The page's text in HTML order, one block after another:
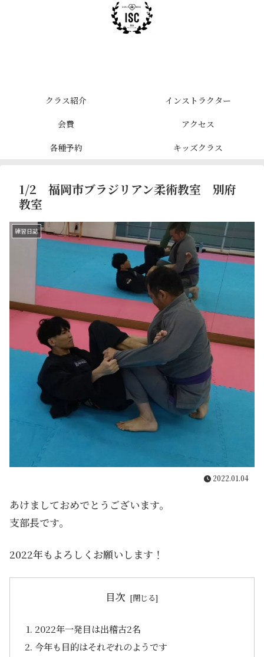
クラス紹介
インストラクター
会費
アクセス
各種予約
キッズクラス
1/2 福岡市ブラジリアン柔術教室 別府
教室
練習日誌
2022.01.04
あけましておめでとうございます。
支部長です。
2022年もよろしくお願いします！
目次
2022年一発目は出稽古2名
今年も目的はそれぞれのようです